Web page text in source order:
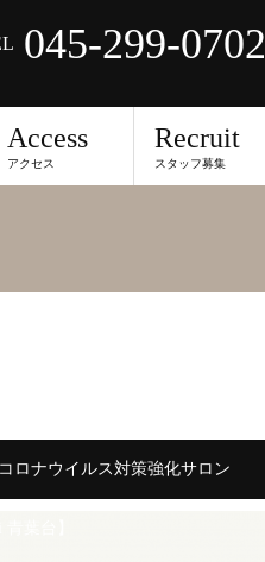
045-299-0702
Access
アクセス
Recruit
スタッフ募集
ロナウイルス対策強化サロン